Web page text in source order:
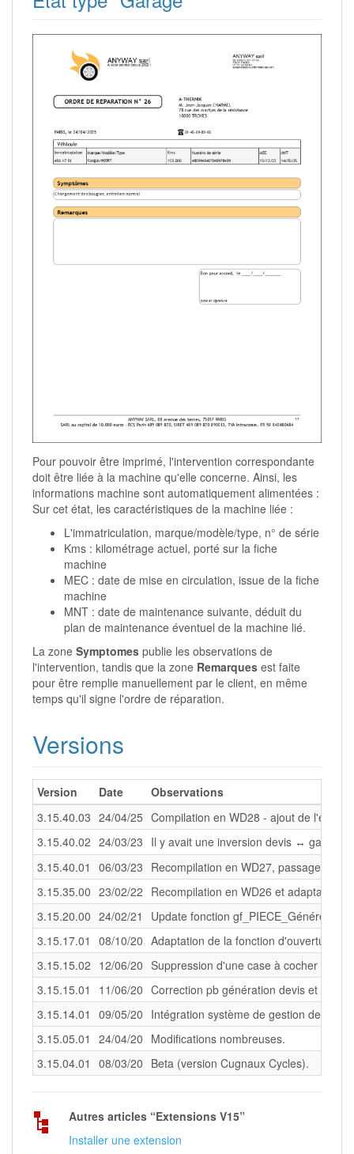
Pour pouvoir être imprimé, l'intervention correspondante
doit être liée à la machine qu'elle concerne. Ainsi, les
informations machine sont automatiquement alimentées :
Sur cet état, les caractéristiques de la machine liée :
L'immatriculation, marque/modèle/type, n° de série
Kms : kilométrage actuel, porté sur la fiche
machine
MEC : date de mise en circulation, issue de la fiche
machine
MNT : date de maintenance suivante, déduit du
plan de maintenance éventuel de la machine lié.
La zone Symptomes publie les observations de
l'intervention, tandis que la zone Remarques est faite
pour être remplie manuellement par le client, en même
temps qu'il signe l'ordre de réparation.
Versions
Version Date
Observations
3.15.40.03 24/04/25 Compilation en WD28 - ajout de l'état
3.15.40.02 24/03/23 Il y avait une inversion devis ↔
3.15.40.01
06/03/23 Recompilation en WD27, passage
3.15.35.00 23/02/22 Recompilation en WD26 et adaptation
3.15.20.00 24/02/21
Update fonction gf_PIECE_Générer →
3.15.17.01
08/10/20 Adaptation de la fonction d'ouverture
3.15.15.02 12/06/20 Suppression d'une case à cocher
3.15.15.01
11/06/20 Correction pb génération devis et
3.15.14.01
09/05/20 Intégration système de gestion de
3.15.05.01
24/04/20 Modifications nombreuses.
3.15.04.01
08/03/20 Beta (version Cugnaux Cycles).
Autres articles “Extensions V15”
Installer une extension